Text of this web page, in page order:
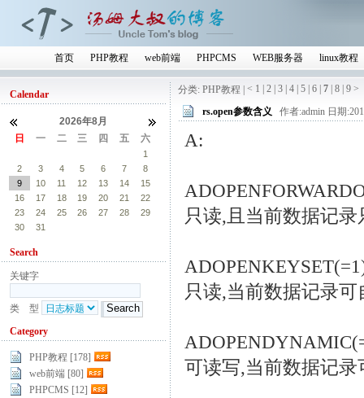
首页 PHP教程 web前端 PHPCMS WEB服务器 linux教程
分类: PHP教程 | < 1 2 3 4 5 6 7 8 9 >
rs.open参数含义
作者:admin 日期
A:
只读,且当前数据记
只读,当前数据记录可
可读写,当前数据记录
Calendar
2026年8月
日
一 二 三 四 五 六
1
2
3 4 5 6 7
8
9
10 11 12 13 14
15
16
17 18 19 20 21
22
23
24 25 26 27 28
29
30
31
Search
关键字
类 型
Category
PHP教程 [178]
web前端 [80]
PHPCMS [12]